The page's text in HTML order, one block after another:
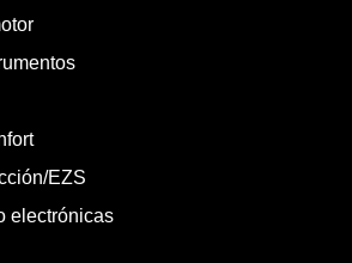
EZS
electrónicas